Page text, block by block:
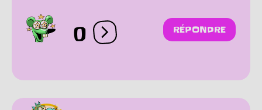
0 Ouvrir les réactions
RÉPONDRE